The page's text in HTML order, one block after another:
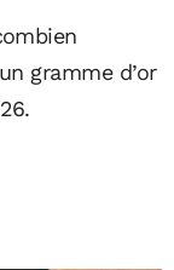
gramme d’or